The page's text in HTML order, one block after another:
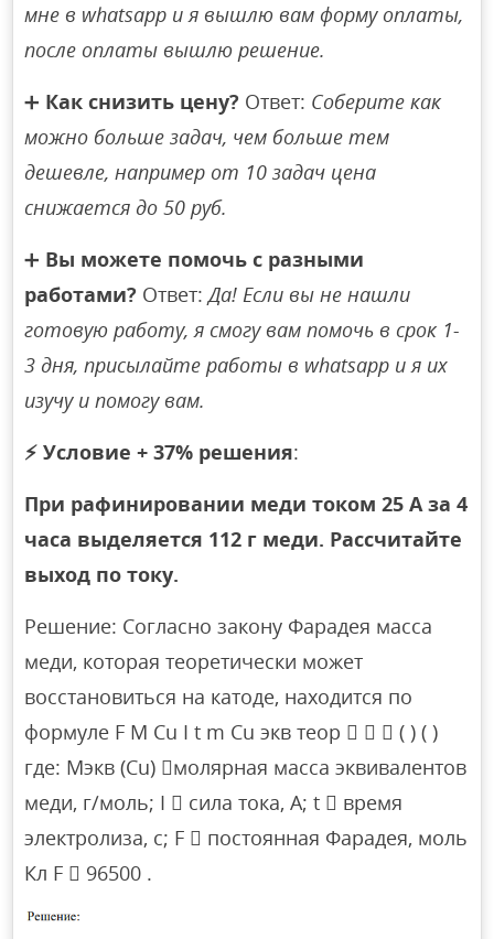
мне в whatsapp и я вышлю вам форму оплаты,
после оплаты вышлю решение.
➕ Как снизить цену? Ответ: Соберите как
можно больше задач, чем больше тем
дешевле, например от 10 задач цена
снижается до 50 руб.
➕ Вы можете помочь с разными
работами? Ответ:Да! Если вы не нашли
готовую работу, я смогу вам помочь в срок 1-
3 дня, присылайте работы в whatsapp и я их
изучу и помогу вам.
⚡ Условие + 37% решения:
При рафинировании меди током 25 А за 4
часа выделяется 112 г меди. Рассчитайте
выход по току.
Решение: Согласно закону Фарадея масса
меди, которая теоретически может
восстановиться на катоде, находится по
формуле F M Cu I t m Cu экв теор    ( ) ( )
где: Mэкв (Cu) молярная масса эквивалентов
меди, г/моль; I  сила тока, А; t  время
электролиза, с; F  постоянная Фарадея, моль
Кл F  96500 .